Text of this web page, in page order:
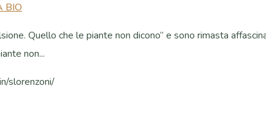
BIO
Quello che le piante non dicono” e sono rimasta
non...